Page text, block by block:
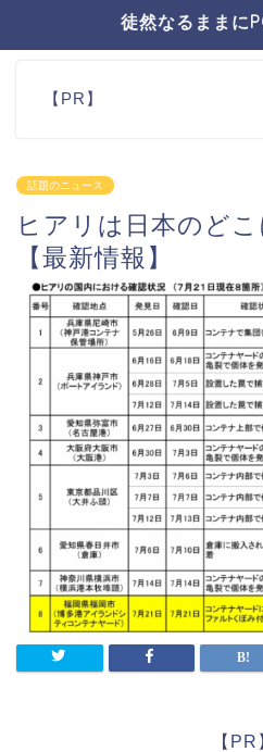
徒然なるままに
【PR】
話題のニュース
ヒアリは日本のどこ
【最新情報】
【PR